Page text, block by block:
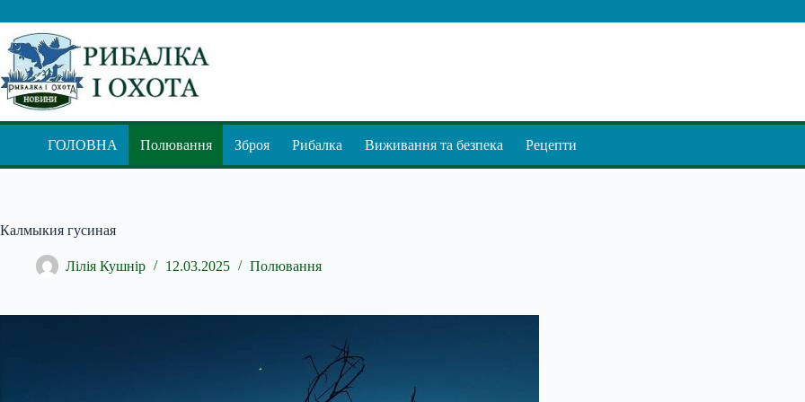
до
вмісту
ГОЛОВНА Полювання Зброя Рибалка Виживання та безпека Рецепти
Калмыкия гусиная
Лілія Кушнір 12.03.2025 Полювання